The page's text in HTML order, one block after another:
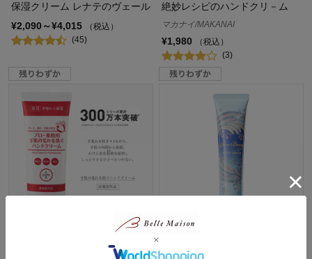
保湿クリーム レナテのヴェール
¥2,090～¥4,015
（税込）
(45)
絶妙レシピのハンドクリ－ム
マカナイ/MAKANAI
¥1,980
（税込）
(3)
ハンドクリームＮ ＜医薬部外品
ンドクリームＡ ＜医薬部外品＞